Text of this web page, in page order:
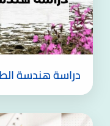
دراسة هندسة